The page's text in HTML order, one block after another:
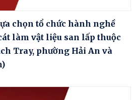
chọn tổ chức hành nghề
làm vật liệu san lấp thuộc
Tray, phường Hải An và